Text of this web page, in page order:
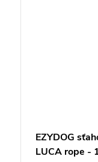
EZYDOG
LUCA rope -